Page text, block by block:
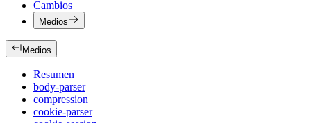
Cambios
Medios
Medios
Resumen
body-parser
compression
cookie-parser